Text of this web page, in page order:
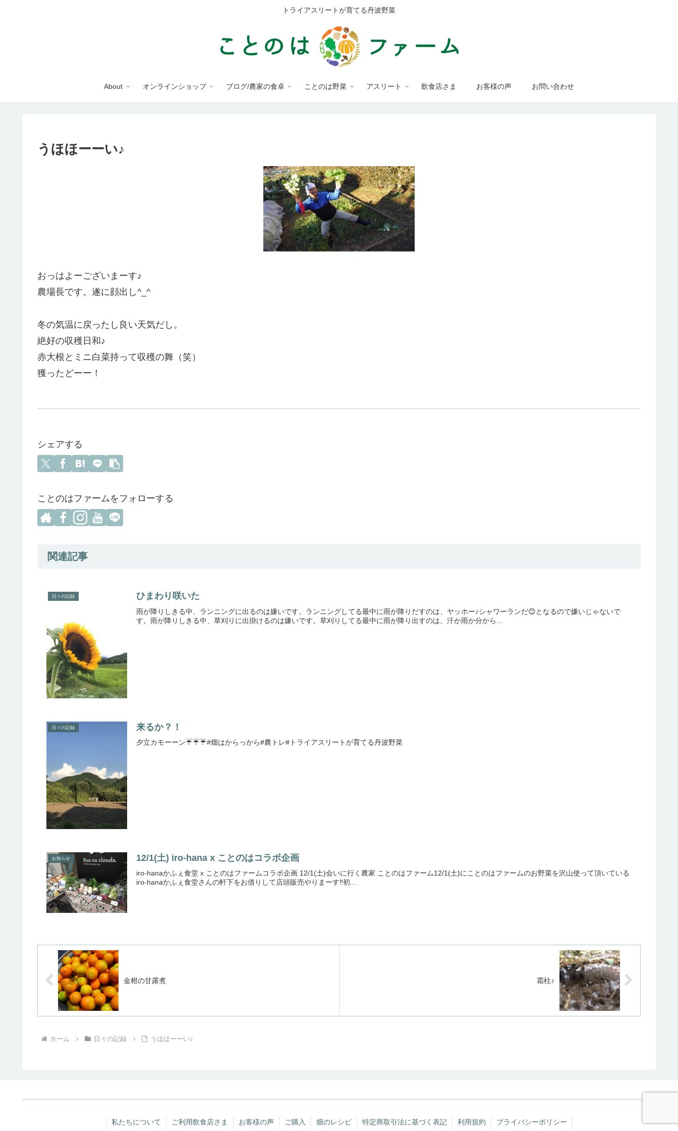
トライアスリートが育てる丹波野菜
About オンラインショップ ブログ/農家の食卓 ことのは野菜 アスリート 飲食店さま お客様の声 お問い合わせ
うほほーーい♪
おっはよーございまーす♪
農場長です。遂に顔出し^_^
冬の気温に戻ったし良い天気だし。
絶好の収穫日和♪
赤大根とミニ白菜持って収穫の舞（笑）
獲ったどーー！
シェアする
ことのはファームをフォローする
関連記事
日々の記録 ひまわり咲いた
雨が降りしきる中、ランニングに出るのは嫌いです。ランニングしてる最中に雨が降りだすのは、ヤッホー♪シャワーランだ😊となるので嫌いじゃないで
す。雨が降りしきる中、草刈りに出掛けるのは嫌いです。草刈りしてる最中に雨が降り出すのは、汗か雨か分から...
日々の記録 来るか？！
夕立カモーーン☔️☔️☔️#畑はからっから#農トレ#トライアスリートが育てる丹波野菜
お知らせ 12/1(土) iro-hana x ことのはコラボ企画
iro-hanaかふぇ食堂 x ことのはファームコラボ企画 12/1(土)会いに行く農家 ことのはファーム12/1(土)にことのはファームのお野菜を沢山使って頂いている
iro-hanaかふぇ食堂さんの軒下をお借りして店頭販売やりまーす‼️初...
金柑の甘露煮 霜柱♪
ホーム 日々の記録 うほほーーい♪
私たちについて ご利用飲食店さま お客様の声 ご購入 畑のレシピ 特定商取引法に基づく表記 利用規約 プライバシーポリシー